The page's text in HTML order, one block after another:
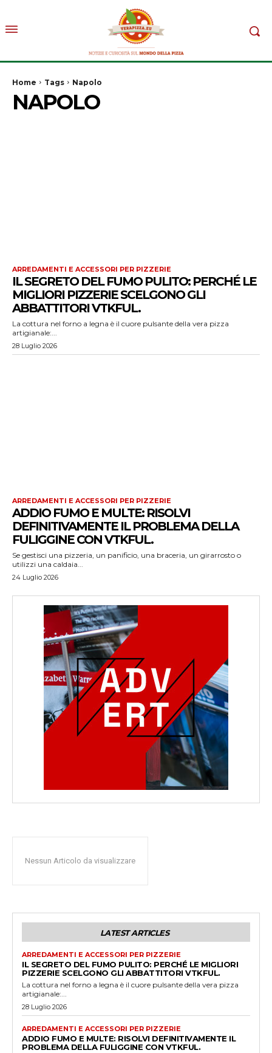
Home Tags Napolo
NAPOLO
ARREDAMENTI E ACCESSORI PER PIZZERIE
IL SEGRETO DEL FUMO PULITO: PERCHÉ LE
MIGLIORI PIZZERIE SCELGONO GLI
ABBATTITORI VTKFUL.
La cottura nel forno a legna è il cuore pulsante della vera pizza
artigianale:...
28 Luglio 2026
ARREDAMENTI E ACCESSORI PER PIZZERIE
ADDIO FUMO E MULTE: RISOLVI
DEFINITIVAMENTE IL PROBLEMA DELLA
FULIGGINE CON VTKFUL.
Se gestisci una pizzeria, un panificio, una braceria, un girarrosto o
utilizzi una caldaia...
24 Luglio 2026
Nessun Articolo da visualizzare
LATEST ARTICLES
ARREDAMENTI E ACCESSORI PER PIZZERIE
IL SEGRETO DEL FUMO PULITO: PERCHÉ LE MIGLIORI
PIZZERIE SCELGONO GLI ABBATTITORI VTKFUL.
La cottura nel forno a legna è il cuore pulsante della vera pizza
artigianale:...
28 Luglio 2026
ARREDAMENTI E ACCESSORI PER PIZZERIE
ADDIO FUMO E MULTE: RISOLVI DEFINITIVAMENTE IL
PROBLEMA DELLA FULIGGINE CON VTKFUL.